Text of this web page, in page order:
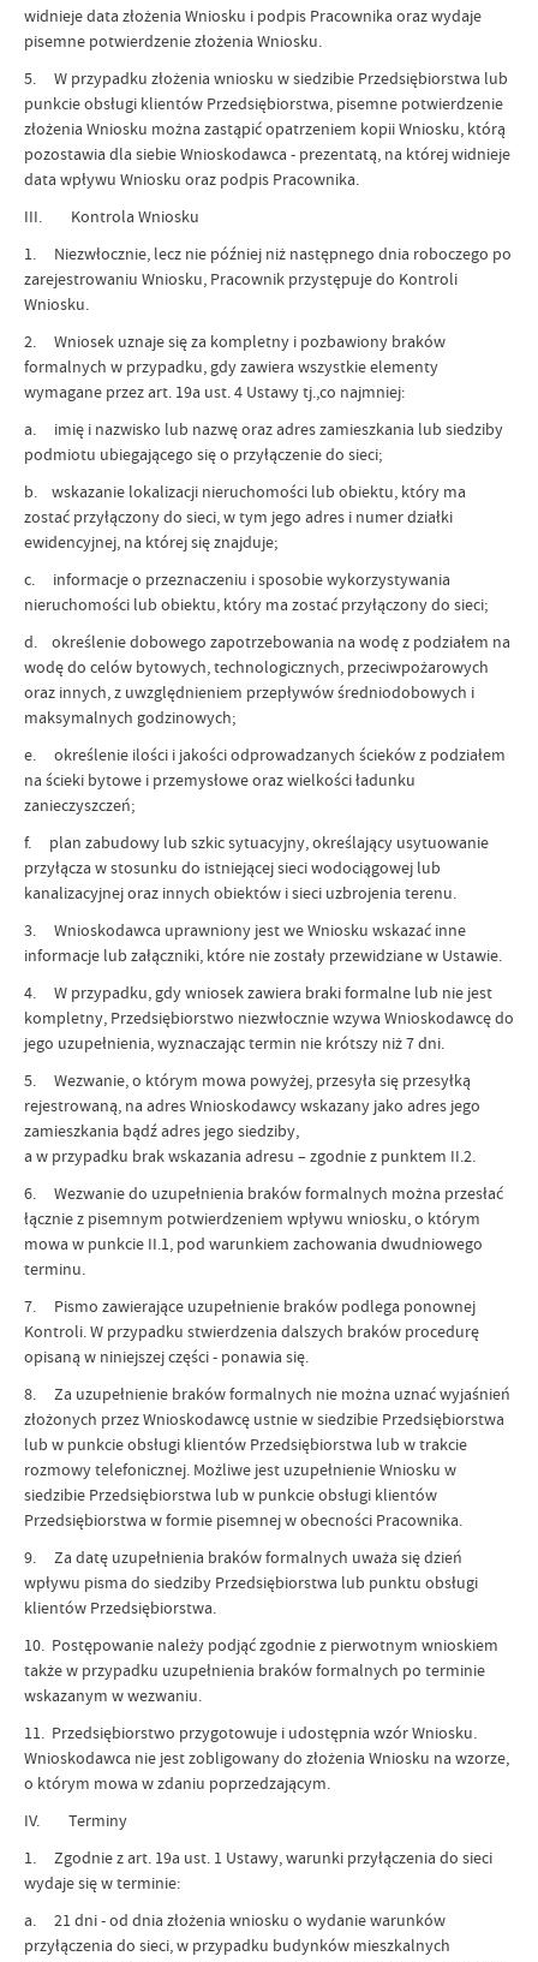
widnieje data złożenia Wniosku i podpis Pracownika oraz wydaje
pisemne potwierdzenie złożenia Wniosku.
5. W przypadku złożenia wniosku w siedzibie Przedsiębiorstwa lub
punkcie obsługi klientów Przedsiębiorstwa, pisemne potwierdzenie
złożenia Wniosku można zastąpić opatrzeniem kopii Wniosku, którą
pozostawia dla siebie Wnioskodawca - prezentatą, na której widnieje
data wpływu Wniosku oraz podpis Pracownika.
III. Kontrola Wniosku
1. Niezwłocznie, lecz nie później niż następnego dnia roboczego po
zarejestrowaniu Wniosku, Pracownik przystępuje do Kontroli
Wniosku.
2. Wniosek uznaje się za kompletny i pozbawiony braków
formalnych w przypadku, gdy zawiera wszystkie elementy
wymagane przez art. 19a ust. 4 Ustawy tj.,co najmniej:
a. imię i nazwisko lub nazwę oraz adres zamieszkania lub siedziby
podmiotu ubiegającego się o przyłączenie do sieci;
b. wskazanie lokalizacji nieruchomości lub obiektu, który ma
zostać przyłączony do sieci, w tym jego adres i numer działki
ewidencyjnej, na której się znajduje;
c. informacje o przeznaczeniu i sposobie wykorzystywania
nieruchomości lub obiektu, który ma zostać przyłączony do sieci;
d. określenie dobowego zapotrzebowania na wodę z podziałem na
wodę do celów bytowych, technologicznych, przeciwpożarowych
oraz innych, z uwzględnieniem przepływów średniodobowych i
maksymalnych godzinowych;
e. określenie ilości i jakości odprowadzanych ścieków z podziałem
na ścieki bytowe i przemysłowe oraz wielkości ładunku
zanieczyszczeń;
f. plan zabudowy lub szkic sytuacyjny, określający usytuowanie
przyłącza w stosunku do istniejącej sieci wodociągowej lub
kanalizacyjnej oraz innych obiektów i sieci uzbrojenia terenu.
3. Wnioskodawca uprawniony jest we Wniosku wskazać inne
informacje lub załączniki, które nie zostały przewidziane w Ustawie.
4. W przypadku, gdy wniosek zawiera braki formalne lub nie jest
kompletny, Przedsiębiorstwo niezwłocznie wzywa Wnioskodawcę do
jego uzupełnienia, wyznaczając termin nie krótszy niż 7 dni.
5. Wezwanie, o którym mowa powyżej, przesyła się przesyłką
rejestrowaną, na adres Wnioskodawcy wskazany jako adres jego
zamieszkania bądź adres jego siedziby,
a w przypadku brak wskazania adresu – zgodnie z punktem II.2.
6. Wezwanie do uzupełnienia braków formalnych można przesłać
łącznie z pisemnym potwierdzeniem wpływu wniosku, o którym
mowa w punkcie II.1, pod warunkiem zachowania dwudniowego
terminu.
7. Pismo zawierające uzupełnienie braków podlega ponownej
Kontroli. W przypadku stwierdzenia dalszych braków procedurę
opisaną w niniejszej części - ponawia się.
8. Za uzupełnienie braków formalnych nie można uznać wyjaśnień
złożonych przez Wnioskodawcę ustnie w siedzibie Przedsiębiorstwa
lub w punkcie obsługi klientów Przedsiębiorstwa lub w trakcie
rozmowy telefonicznej. Możliwe jest uzupełnienie Wniosku w
siedzibie Przedsiębiorstwa lub w punkcie obsługi klientów
Przedsiębiorstwa w formie pisemnej w obecności Pracownika.
9. Za datę uzupełnienia braków formalnych uważa się dzień
wpływu pisma do siedziby Przedsiębiorstwa lub punktu obsługi
klientów Przedsiębiorstwa.
10. Postępowanie należy podjąć zgodnie z pierwotnym wnioskiem
także w przypadku uzupełnienia braków formalnych po terminie
wskazanym w wezwaniu.
11. Przedsiębiorstwo przygotowuje i udostępnia wzór Wniosku.
Wnioskodawca nie jest zobligowany do złożenia Wniosku na wzorze,
o którym mowa w zdaniu poprzedzającym.
IV. Terminy
1. Zgodnie z art. 19a ust. 1 Ustawy, warunki przyłączenia do sieci
wydaje się w terminie:
a. 21 dni - od dnia złożenia wniosku o wydanie warunków
przyłączenia do sieci, w przypadku budynków mieszkalnych